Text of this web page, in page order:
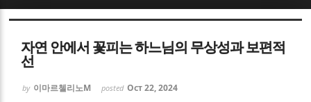
자연 안에서 꽃피는 하느님의 무상성과 보편적
선
by 이마르첼리노M posted Oct 22, 2024
Sketchbook5, 스케치북5
Sketchbook5, 스케치북5